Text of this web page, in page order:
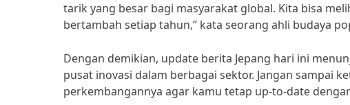
tarik yang besar bagi masyarakat global. Kita bisa
bertambah setiap tahun,” kata seorang ahli budaya
Dengan demikian, update berita Jepang hari ini
pusat inovasi dalam berbagai sektor. Jangan sampai
perkembangannya agar kamu tetap up-to-date